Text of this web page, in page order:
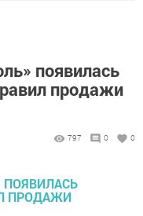
появилась
продажи
797 0 0